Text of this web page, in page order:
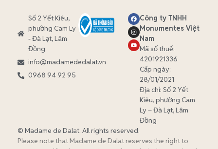
Số 2 Yết Kiêu,
phường Cam Ly
- Đà Lạt, Lâm
Đồng
info@madamededalat.vn
0968 94 92 95
Công ty TNHH
Monumentes Việt
Nam
Mã số thuế:
4201921336
Cấp ngày:
28/01/2021
Địa chỉ: Số 2 Yết
Kiêu, phường Cam
Ly – Đà Lạt, Lâm
Đồng
© Madame de Dalat. All rights reserved.
Please note that Madame de Dalat reserves the right to